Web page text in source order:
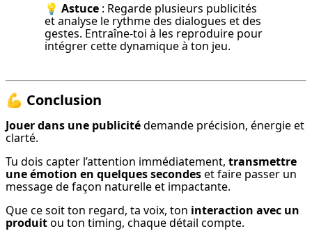
💡 Astuce : Regarde plusieurs publicités
et analyse le rythme des dialogues et des
gestes. Entraîne-toi à les reproduire pour
intégrer cette dynamique à ton jeu.
💪 Conclusion
Jouer dans une publicité demande précision, énergie et
clarté.
Tu dois capter l’attention immédiatement, transmettre
une émotion en quelques secondes et faire passer un
message de façon naturelle et impactante.
Que ce soit ton regard, ta voix, ton interaction avec un
produit ou ton timing, chaque détail compte.